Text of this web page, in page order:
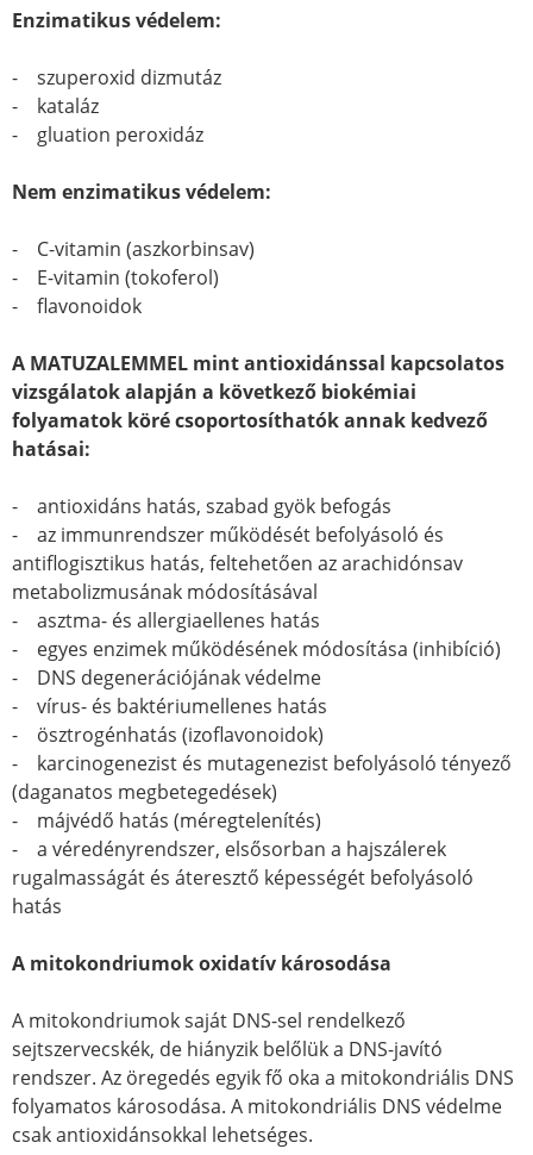
Enzimatikus védelem:
- szuperoxid dizmutáz
- kataláz
- gluation peroxidáz
Nem enzimatikus védelem:
- C-vitamin (aszkorbinsav)
- E-vitamin (tokoferol)
- flavonoidok
A MATUZALEMMEL mint antioxidánssal kapcsolatos
vizsgálatok alapján a következő biokémiai
folyamatok köré csoportosíthatók annak kedvező
hatásai:
- antioxidáns hatás, szabad gyök befogás
- az immunrendszer működését befolyásoló és
antiflogisztikus hatás, feltehetően az arachidónsav
metabolizmusának módosításával
- asztma- és allergiaellenes hatás
- egyes enzimek működésének módosítása (inhibíció)
- DNS degenerációjának védelme
- vírus- és baktériumellenes hatás
- ösztrogénhatás (izoflavonoidok)
- karcinogenezist és mutagenezist befolyásoló tényező
(daganatos megbetegedések)
- májvédő hatás (méregtelenítés)
- a véredényrendszer, elsősorban a hajszálerek
rugalmasságát és áteresztő képességét befolyásoló
hatás
A mitokondriumok oxidatív károsodása
A mitokondriumok saját DNS-sel rendelkező
sejtszervecskék, de hiányzik belőlük a DNS-javító
rendszer. Az öregedés egyik fő oka a mitokondriális DNS
folyamatos károsodása. A mitokondriális DNS védelme
csak antioxidánsokkal lehetséges.